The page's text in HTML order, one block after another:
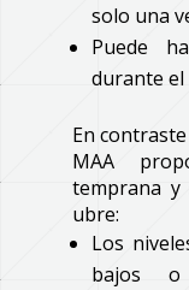
solo una
Puede
durante el
En
MAA
temprana y
ubre:
Los
bajos o